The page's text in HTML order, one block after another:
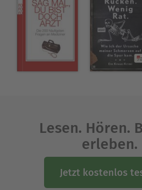
Lesen. Hören.
erleben.
Jetzt kostenlos